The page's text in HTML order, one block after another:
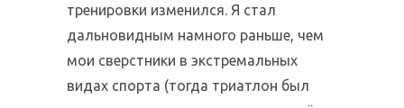
тренировки изменился. Я стал
дальновидным намного раньше, чем
мои сверстники в экстремальных
видах спорта (тогда триатлон был